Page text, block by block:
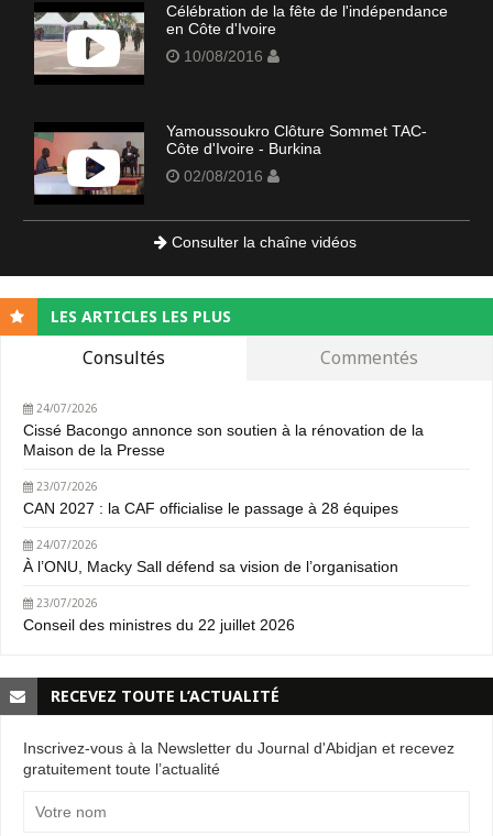
Célébration de la fête de l'indépendance
en Côte d'Ivoire
10/08/2016
Yamoussoukro Clôture Sommet TAC-
Côte d'Ivoire - Burkina
02/08/2016
Consulter la chaîne vidéos
LES ARTICLES LES PLUS
Consultés Commentés
24/07/2026
Cissé Bacongo annonce son soutien à la rénovation de la
Maison de la Presse
23/07/2026
CAN 2027 : la CAF officialise le passage à 28 équipes
24/07/2026
À l’ONU, Macky Sall défend sa vision de l’organisation
23/07/2026
Conseil des ministres du 22 juillet 2026
RECEVEZ TOUTE L’ACTUALITÉ
Inscrivez-vous à la Newsletter du Journal d'Abidjan et recevez
gratuitement toute l’actualité